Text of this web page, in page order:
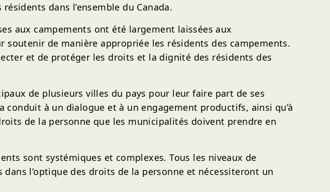
dans l’ensemble du Canada.
aux campements ont été largement laissées aux
de manière appropriée les résidents des campements.
et de protéger les droits et la dignité des résidents des
de plusieurs villes du pays pour leur faire part de ses
à un dialogue et à un engagement productifs, ainsi qu’à
de la personne que les municipalités doivent prendre en
sont systémiques et complexes. Tous les niveaux de
l’optique des droits de la personne et nécessiteront un